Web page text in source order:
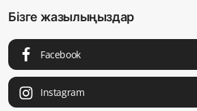
Бізге жазылыңыздар
Facebook
Instagram